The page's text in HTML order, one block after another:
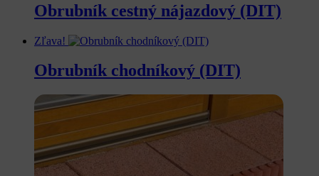
Obrubník cestný nájazdový (DIT)
Zľava!
Obrubník chodníkový (DIT)